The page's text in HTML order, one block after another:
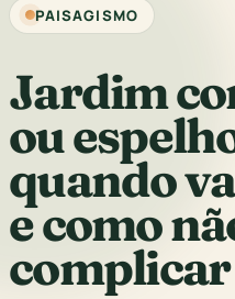
PAISAGISMO
Jardim
ou
quando
e como
complicar